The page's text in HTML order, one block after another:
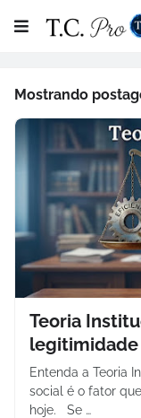
Mostrando
Teoria
legitimidade
Entenda a Teoria
social é o fator
hoje. Se …